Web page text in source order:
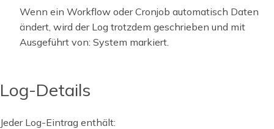
Wenn ein Workflow oder Cronjob automatisch Daten
ändert, wird der Log trotzdem geschrieben und mit
Ausgeführt von: System markiert.
Log-Details
Jeder Log-Eintrag enthält: